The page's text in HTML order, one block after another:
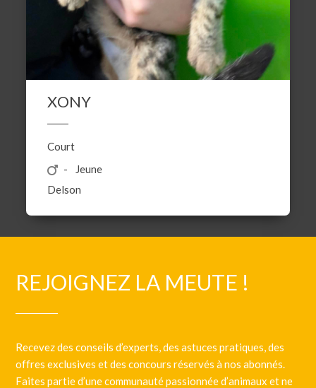
XONY
Court
Jeune
Delson
REJOIGNEZ LA MEUTE !
Recevez des conseils d’experts, des astuces pratiques, des
offres exclusives et des concours réservés à nos abonnés.
Faites partie d’une communauté passionnée d’animaux et ne